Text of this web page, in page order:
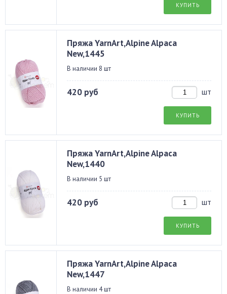
КУПИТЬ
Пряжа YarnArt,Alpine Alpaca
New,1445
В наличии 8 шт
420 руб шт
КУПИТЬ
Пряжа YarnArt,Alpine Alpaca
New,1440
В наличии 5 шт
420 руб шт
КУПИТЬ
Пряжа YarnArt,Alpine Alpaca
New,1447
В наличии 4 шт